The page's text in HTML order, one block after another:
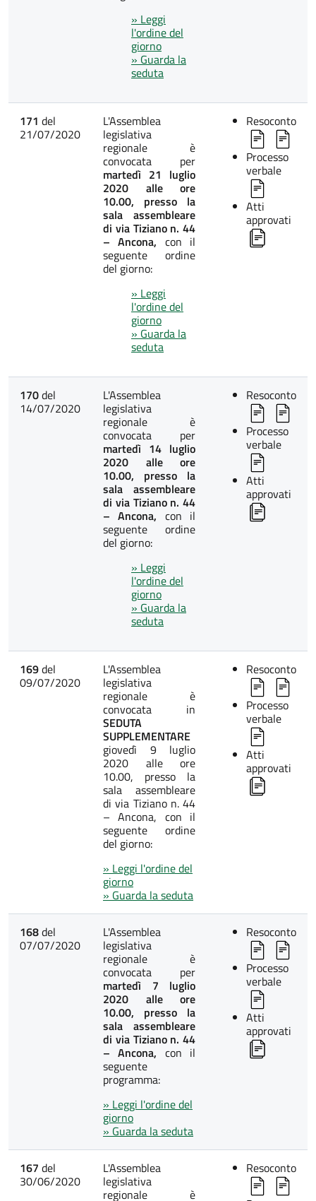
» Leggi
l'ordine del
giorno
» Guarda la
seduta
171 del
21/07/2020
L'Assemblea
legislativa
regionale è
convocata per
martedì 21 luglio
2020 alle ore
10.00, presso la
sala assembleare
di via Tiziano n. 44
– Ancona, con il
seguente ordine
del giorno:
» Leggi
l'ordine del
giorno
» Guarda la
seduta
Resoconto
Processo
verbale
Atti
approvati
170del
14/07/2020
L'Assemblea
legislativa
regionale è
convocata per
martedì 14 luglio
2020 alle ore
10.00, presso la
sala assembleare
di via Tiziano n. 44
– Ancona, con il
seguente ordine
del giorno:
» Leggi
l'ordine del
giorno
» Guarda la
seduta
Resoconto
Processo
verbale
Atti
approvati
169del
09/07/2020
L'Assemblea
legislativa
regionale è
convocata in
SEDUTA
SUPPLEMENTARE
giovedì 9 luglio
2020 alle ore
10.00, presso la
sala assembleare
di via Tiziano n. 44
– Ancona, con il
seguente ordine
del giorno:
» Leggi l'ordine del
giorno
» Guarda la seduta
Resoconto
Processo
verbale
Atti
approvati
168del
07/07/2020
L'Assemblea
legislativa
regionale è
convocata per
martedì 7 luglio
2020 alle ore
10.00, presso la
sala assembleare
di via Tiziano n. 44
– Ancona, con il
seguente
programma:
» Leggi l'ordine del
giorno
» Guarda la seduta
Resoconto
Processo
verbale
Atti
approvati
167 del
30/06/2020
L'Assemblea
legislativa
regionale è
Resoconto